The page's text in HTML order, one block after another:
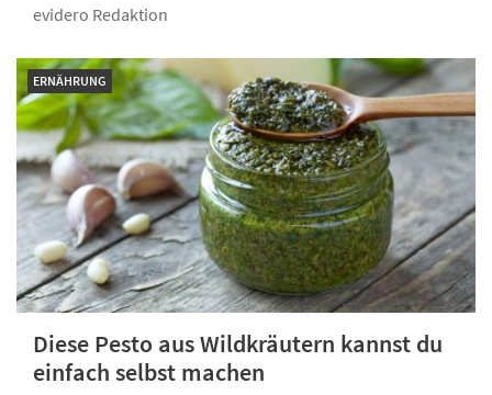
evidero Redaktion
ERNÄHRUNG
Diese Pesto aus Wildkräutern kannst du
einfach selbst machen